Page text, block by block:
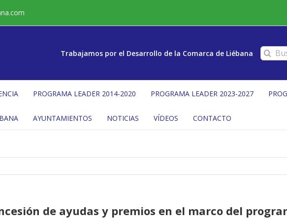
Trabajamos por el Desarrollo de la Comarca de Liébana Buscar:
PROGRAMA LEADER 2014-2020 PROGRAMA LEADER 2023-2027
AYUNTAMIENTOS NOTICIAS VÍDEOS CONTACTO
de ayudas y premios en el marco del